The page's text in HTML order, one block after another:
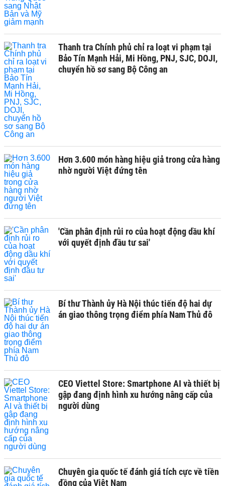
Thanh tra Chính phủ chỉ ra loạt vi phạm tại
Bảo Tín Mạnh Hải, Mi Hồng, PNJ, SJC, DOJI,
chuyển hồ sơ sang Bộ Công an
Hơn 3.600 món hàng hiệu giả trong cửa hàng
nhờ người Việt đứng tên
'Cần phân định rủi ro của hoạt động dầu khí
với quyết định đầu tư sai'
Bí thư Thành ủy Hà Nội thúc tiến độ hai dự
án giao thông trọng điểm phía Nam Thủ đô
CEO Viettel Store: Smartphone AI và thiết bị
gập đang định hình xu hướng nâng cấp của
người dùng
Chuyên gia quốc tế đánh giá tích cực về tiền
đồng của Việt Nam